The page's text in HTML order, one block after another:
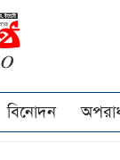
বিনোদন